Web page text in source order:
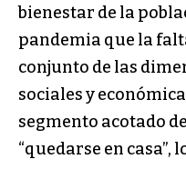
bienestar de la
pandemia que la
conjunto de las
sociales y
segmento acotado
“quedarse en casa”,